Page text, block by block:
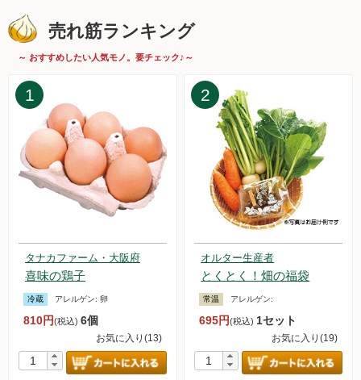
2025.6.7【毎週土曜日更新！】品ものアイテムを更新しまし
た。
2025.5.31【毎週土曜日更新！】品ものアイテムを更新しまし
2025.5.24【毎週土曜日更新！】品ものアイテムを更新しまし
た。
2025.5.17【毎週土曜日更新！】品ものアイテムを更新しまし
た。
2025.5.10【毎週土曜日更新！】品ものアイテムを更新しまし
た。
2025.5.9 日本全国お取り寄せ手帖でオルターの「無添加アイ
スキャンデー＆アイスクリームセット」が紹介されました。
2025.5.3【毎週土曜日更新！】品ものアイテムを更新しまし
2025.4.26【毎週土曜日更新！】品ものアイテムを更新しまし
た。
2025.4.19【毎週土曜日更新！】品ものアイテムを更新しまし
た。
2025.4.12【毎週土曜日更新！】品ものアイテムを更新しまし
た。
2025.4.5【毎週土曜日更新！】品ものアイテムを更新しまし
売れ筋ランキング
～ おすすめしたい人気モノ。要チェック♪～
1
タナカファーム・大阪府
喜味の鶏子
冷蔵 アレルゲン: 卵
810円(税込) 6個
お気に入り(13)
2
オルター生産者
とくとく！畑の福袋
常温 アレルゲン:
695円(税込) 1セット
お気に入り(19)